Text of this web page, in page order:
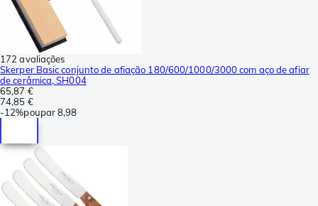
172 avaliações
Skerper Basic conjunto de afiação 180/600/1000/3000 com aço de afiar
de cerâmica, SH004
65,87 €
74,85 €
-12%poupar8,98